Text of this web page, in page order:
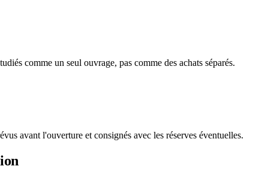
comme un seul ouvrage, pas comme des achats séparés.
avant l'ouverture et consignés avec les réserves éventuelles.